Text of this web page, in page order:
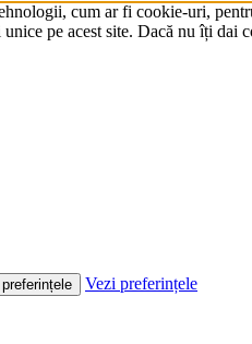
cum ar fi cookie-uri,
pe acest site. Dacă nu îți
Vezi preferințele